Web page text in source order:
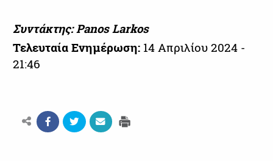
Συντάκτης: Panos Larkos
Τελευταία Ενημέρωση: 14 Απριλίου 2024 -
21:46